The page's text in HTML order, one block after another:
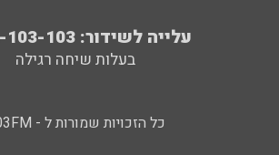
עלייה לשידור: 0552-103-103
בעלות שיחה רגילה
כל הזכויות שמורות ל - 103FM